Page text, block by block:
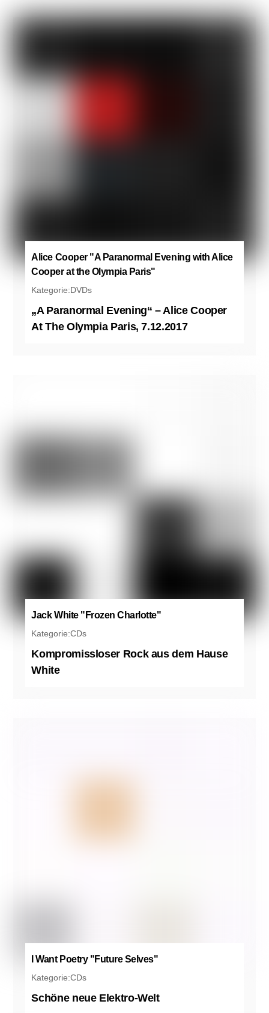
Alice Cooper "A Paranormal Evening with Alice
Cooper at the Olympia Paris"
Kategorie:DVDs
„A Paranormal Evening“ – Alice Cooper
At The Olympia Paris, 7.12.2017
Jack White "Frozen Charlotte"
Kategorie:CDs
Kompromissloser Rock aus dem Hause
White
I Want Poetry "Future Selves"
Kategorie:CDs
Schöne neue Elektro-Welt